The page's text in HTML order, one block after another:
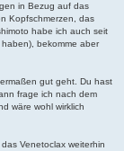
in Bezug auf das
Kopfschmerzen, das
habe ich auch seit
bekomme aber
gut geht. Du hast
frage ich nach dem
wäre wohl wirklich
Venetoclax weiterhin